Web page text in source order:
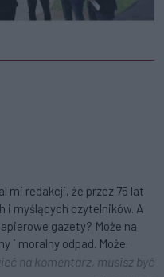
mi redakcji, że przez 75 lat
i myślących czytelników. A
gazety? Może na
i moralny odpad. Może.
na komentarz, musisz być